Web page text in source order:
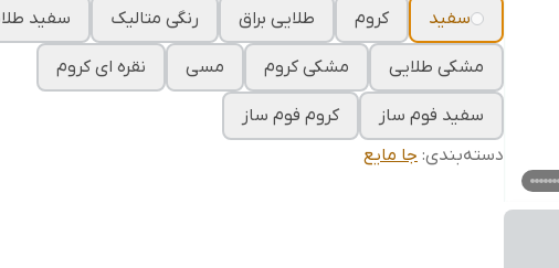
سفید
کروم طلایی براق رنگی متالیک سفید
مشکی طلایی مشکی کروم مسی نقره ای کروم
سفید فوم ساز
کروم فوم ساز
دسته‌بندی: جا مایع